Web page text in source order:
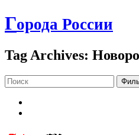
Города России
Tag Archives: